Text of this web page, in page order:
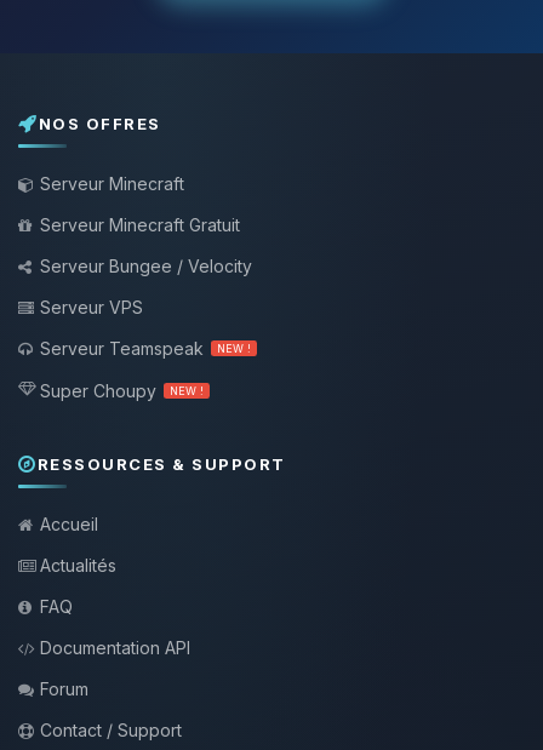
NOS OFFRES
Serveur Minecraft
Serveur Minecraft Gratuit
Serveur Bungee / Velocity
Serveur VPS
Serveur Teamspeak
NEW !
Super Choupy NEW !
RESSOURCES & SUPPORT
Accueil
Actualités
FAQ
Documentation API
Forum
Contact / Support